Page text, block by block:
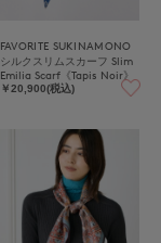
FAVORITE SUKINAMONO
シルクスリムスカーフ Slim
Emilia Scarf《Tapis Noir》
￥20,900(税込)